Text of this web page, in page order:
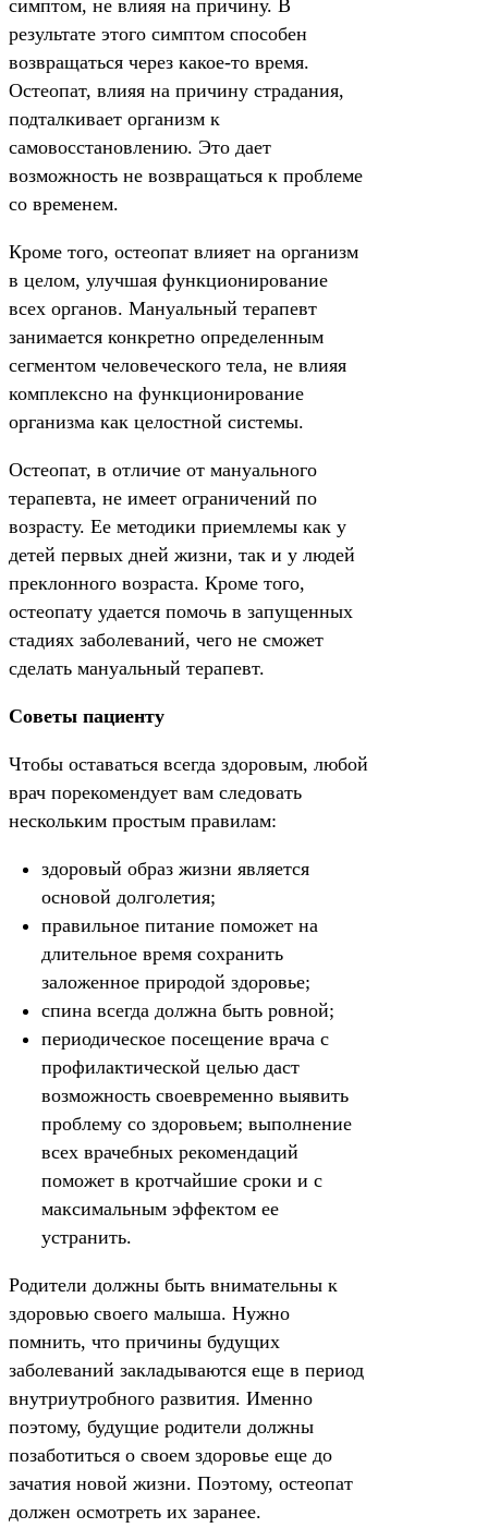
симптом, не влияя на причину. В
результате этого симптом способен
возвращаться через какое-то время.
Остеопат, влияя на причину страдания,
подталкивает организм к
самовосстановлению. Это дает
возможность не возвращаться к проблеме
со временем.
Кроме того, остеопат влияет на организм
в целом, улучшая функционирование
всех органов. Мануальный терапевт
занимается конкретно определенным
сегментом человеческого тела, не влияя
комплексно на функционирование
организма как целостной системы.
Остеопат, в отличие от мануального
терапевта, не имеет ограничений по
возрасту. Ее методики приемлемы как у
детей первых дней жизни, так и у людей
преклонного возраста. Кроме того,
остеопату удается помочь в запущенных
стадиях заболеваний, чего не сможет
сделать мануальный терапевт.
Советы пациенту
Чтобы оставаться всегда здоровым, любой
врач порекомендует вам следовать
нескольким простым правилам:
здоровый образ жизни является
основой долголетия;
правильное питание поможет на
длительное время сохранить
заложенное природой здоровье;
спина всегда должна быть ровной;
периодическое посещение врача с
профилактической целью даст
возможность своевременно выявить
проблему со здоровьем; выполнение
всех врачебных рекомендаций
поможет в кротчайшие сроки и с
максимальным эффектом ее
устранить.
Родители должны быть внимательны к
здоровью своего малыша. Нужно
помнить, что причины будущих
заболеваний закладываются еще в период
внутриутробного развития. Именно
поэтому, будущие родители должны
позаботиться о своем здоровье еще до
зачатия новой жизни. Поэтому, остеопат
должен осмотреть их заранее.